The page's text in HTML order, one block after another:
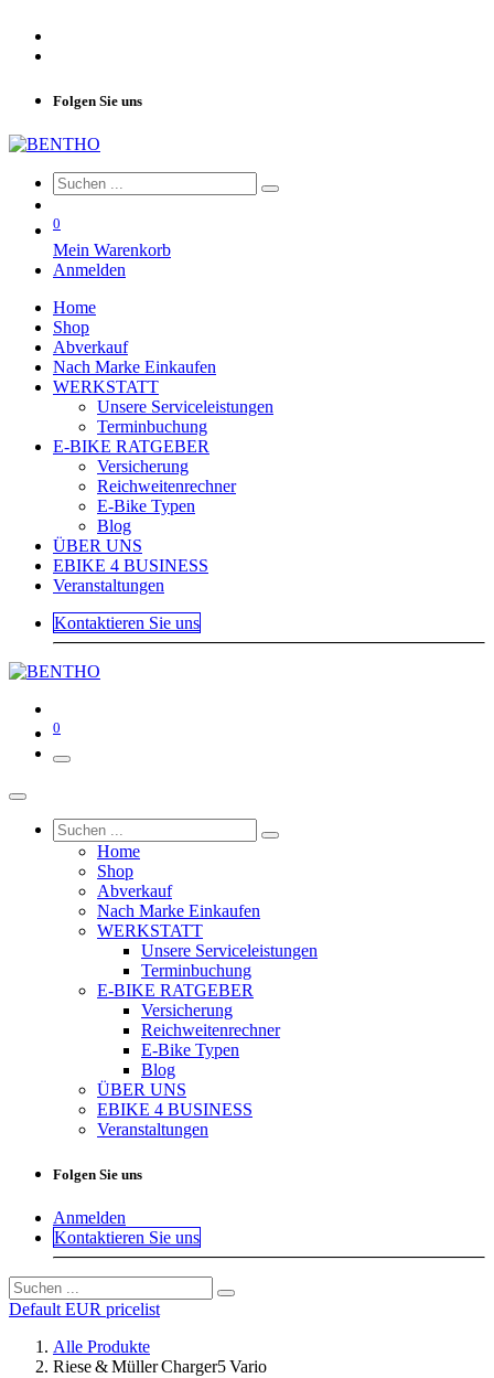
Folgen Sie uns
0
Mein Warenkorb
Anmelden
Home
Shop
Abverkauf
Nach Marke Einkaufen
WERKSTATT
Unsere Serviceleistungen
Terminbuchung
E-BIKE RATGEBER
Versicherung
Reichweitenrechner
E-Bike Typen
Blog
ÜBER UNS
EBIKE 4 BUSINESS
Veranstaltungen
Kontaktieren Sie uns
0
Home
Shop
Abverkauf
Nach Marke Einkaufen
WERKSTATT
Unsere Serviceleistungen
Terminbuchung
E-BIKE RATGEBER
Versicherung
Reichweitenrechner
E-Bike Typen
Blog
ÜBER UNS
EBIKE 4 BUSINESS
Veranstaltungen
Folgen Sie uns
Anmelden
Kontaktieren Sie uns
Default EUR pricelist
Alle Produkte
Riese & Müller Charger5 Vario